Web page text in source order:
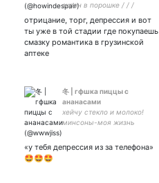
экран в порошке / / /
приколы
отрицание, торг, депрессия и вот
ты уже в той стадии где покупаешь
смазку романтика в грузинской
аптеке
冬 | гфшка пиццы с
ананасами
хейчу стекло и молоко!
минсоны-моя жизнь
«у тебя депрессия из за телефона»
🤩🤩🤩